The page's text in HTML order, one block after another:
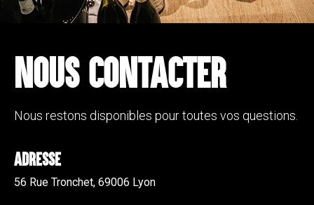
NOUS CONTACTER
Nous restons disponibles pour toutes vos questions.
Adresse
56 Rue Tronchet, 69006 Lyon